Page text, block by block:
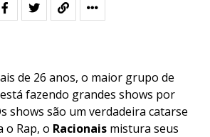
de 26 anos, o maior grupo de
fazendo grandes shows por
shows são um verdadeira catarse
o Rap, o Racionais mistura seus